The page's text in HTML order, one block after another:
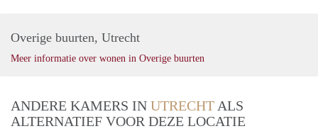
Overige buurten, Utrecht
Meer informatie over wonen in Overige buurten
ANDERE KAMERS IN UTRECHT ALS
ALTERNATIEF VOOR DEZE LOCATIE